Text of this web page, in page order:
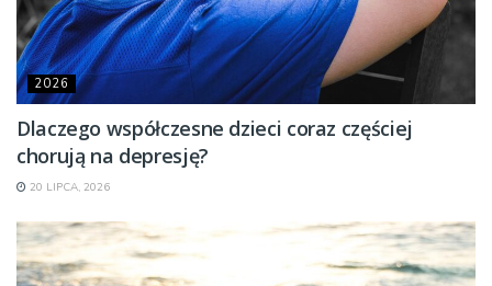
2026
Dlaczego współczesne dzieci coraz częściej
chorują na depresję?
20 LIPCA, 2026